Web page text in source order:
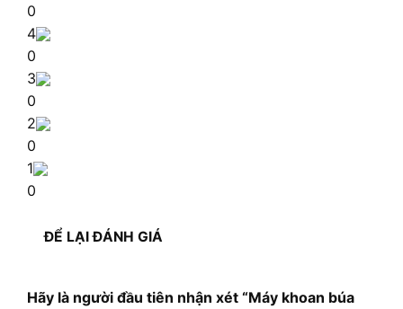
0
4
0
3
0
2
0
1
0
ĐỂ LẠI ĐÁNH GIÁ
Hãy là người đầu tiên nhận xét “Máy khoan búa